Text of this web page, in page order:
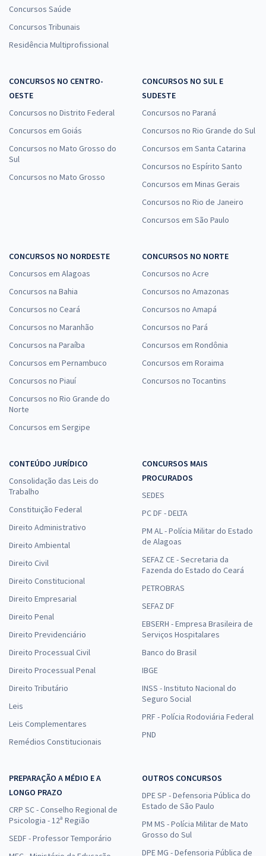
Concursos Saúde
Concursos Tribunais
Residência Multiprofissional
CONCURSOS NO CENTRO-
OESTE
Concursos no Distrito Federal
Concursos em Goiás
Concursos no Mato Grosso do
Sul
Concursos no Mato Grosso
CONCURSOS NO SUL E
SUDESTE
Concursos no Paraná
Concursos no Rio Grande do Sul
Concursos em Santa Catarina
Concursos no Espírito Santo
Concursos em Minas Gerais
Concursos no Rio de Janeiro
Concursos em São Paulo
CONCURSOS NO NORDESTE
Concursos em Alagoas
Concursos na Bahia
Concursos no Ceará
Concursos no Maranhão
Concursos na Paraíba
Concursos em Pernambuco
Concursos no Piauí
Concursos no Rio Grande do
Norte
Concursos em Sergipe
CONCURSOS NO NORTE
Concursos no Acre
Concursos no Amazonas
Concursos no Amapá
Concursos no Pará
Concursos em Rondônia
Concursos em Roraima
Concursos no Tocantins
CONTEÚDO JURÍDICO
Consolidação das Leis do
Trabalho
Constituição Federal
Direito Administrativo
Direito Ambiental
Direito Civil
Direito Constitucional
Direito Empresarial
Direito Penal
Direito Previdenciário
Direito Processual Civil
Direito Processual Penal
Direito Tributário
Leis
Leis Complementares
Remédios Constitucionais
CONCURSOS MAIS
PROCURADOS
SEDES
PC DF - DELTA
PM AL - Polícia Militar do Estado
de Alagoas
SEFAZ CE - Secretaria da
Fazenda do Estado do Ceará
PETROBRAS
SEFAZ DF
EBSERH - Empresa Brasileira de
Serviços Hospitalares
Banco do Brasil
IBGE
INSS - Instituto Nacional do
Seguro Social
PRF - Polícia Rodoviária Federal
PND
PREPARAÇÃO A MÉDIO E A
LONGO PRAZO
CRP SC - Conselho Regional de
Psicologia - 12ª Região
SEDF - Professor Temporário
OUTROS CONCURSOS
DPE SP - Defensoria Pública do
Estado de São Paulo
PM MS - Polícia Militar de Mato
Grosso do Sul
DPE MG - Defensoria Pública de